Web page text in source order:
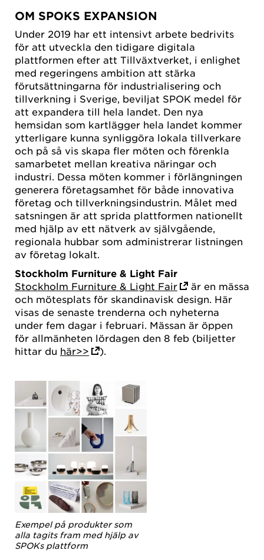
OM SPOKS EXPANSION
Under 2019 har ett intensivt arbete bedrivits
för att utveckla den tidigare digitala
plattformen efter att Tillväxtverket, i enlighet
med regeringens ambition att stärka
förutsättningarna för industrialisering och
tillverkning i Sverige, beviljat SPOK medel för
att expandera till hela landet. Den nya
hemsidan som kartlägger hela landet kommer
ytterligare kunna synliggöra lokala tillverkare
och på så vis skapa fler möten och förenkla
samarbetet mellan kreativa näringar och
industri. Dessa möten kommer i förlängningen
generera företagsamhet för både innovativa
företag och tillverkningsindustrin. Målet med
satsningen är att sprida plattformen nationellt
med hjälp av ett nätverk av självgående,
regionala hubbar som administrerar listningen
av företag lokalt.
Stockholm Furniture & Light Fair
Stockholm Furniture & Light Fair
är en mässa
och mötesplats för skandinavisk design. Här
visas de senaste trenderna och nyheterna
under fem dagar i februari. Mässan är öppen
för allmänheten lördagen den 8 feb (biljetter
hittar du här>> ).
Exempel på produkter som
alla tagits fram med hjälp av
SPOKs plattform